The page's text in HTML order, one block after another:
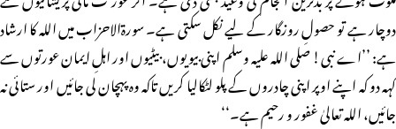
دوچار ہے تو حصولِ روزگار کے لیے نکل سکتی ہے۔ سورۃالاحزاب میں اللہ کا ارشاد
ہے: ’’اے نبی! صلی اللہ علیہ وسلم اپنی بیویوں، بیٹیوں اور اہلِ ایمان عورتوں سے
کہہ دو کہ اپنے اوپر اپنی چادروں کے پلو لٹکالیا کریں تاکہ وہ پہچان لی جائیں اور ستائی نہ
جائیں، اللہ تعالیٰ غفور و رحیم ہے۔‘‘